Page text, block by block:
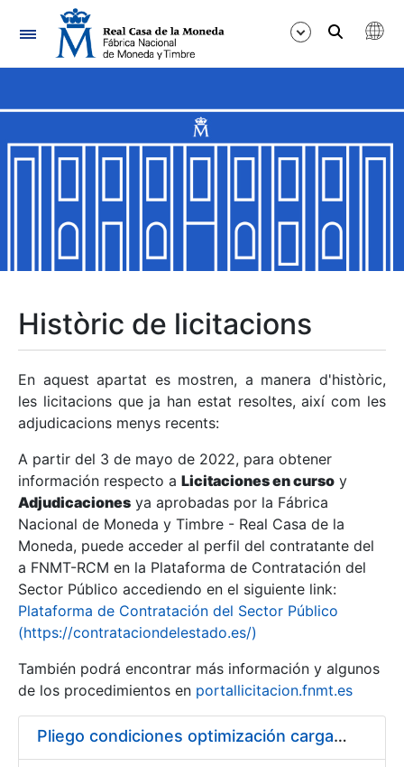
Navegació
Mostra/Amaga
Mostra/Amaga
Mostra/Amaga
Mostra/Amaga
Mostra/Amaga
Mostra/Amaga
Històric de licitacions
En aquest apartat es mostren, a manera d'històric,
les licitacions que ja han estat resoltes, així com les
adjudicacions menys recents:
A partir del 3 de mayo de 2022, para obtener
información respecto a Licitaciones en curso y
Adjudicaciones ya aprobadas por la Fábrica
Nacional de Moneda y Timbre - Real Casa de la
Moneda, puede acceder al perfil del contratante del
a FNMT-RCM en la Plataforma de Contratación del
Sector Público accediendo en el siguiente link:
Plataforma de Contratación del Sector Público
(https://contrataciondelestado.es/)
También podrá encontrar más información y algunos
de los procedimientos en portallicitacion.fnmt.es
Pliego condiciones optimización cargas compras firmado